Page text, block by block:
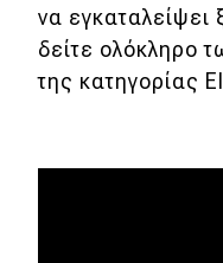
να εγκαταλείψει
δείτε ολόκληρο
της κατηγορίας